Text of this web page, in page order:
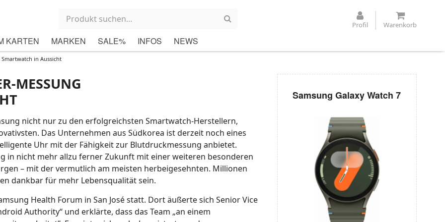
Profil Warenkorb
KARTEN MARKEN SALE% INFOS NEWS
in Aussicht
MESSUNG
nicht nur zu den erfolgreichsten Smartwatch-Herstellern,
Das Unternehmen aus Südkorea ist derzeit noch eines
Uhr mit der Fähigkeit zur Blutdruckmessung anbietet.
in nicht mehr allzu ferner Zukunft mit einer weiteren besonderen
– mit der vermutlich am meisten herbeigesehnten. Millionen
dankbar für mehr Lebensqualität sein.
Health Forum in San José statt. Dort äußerte sich Senior Vice
Authority“ und erklärte, dass das Team „an einem
Samsung Galaxy Watch 7